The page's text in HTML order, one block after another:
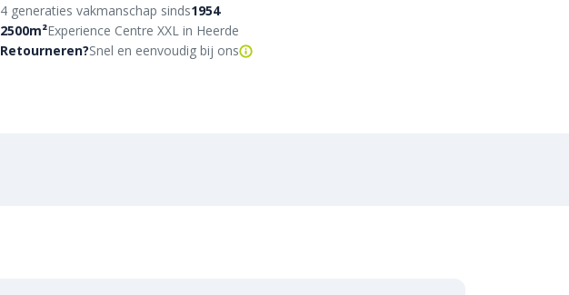
4 generaties vakmanschap sinds1954
2500m²Experience Centre XXL in Heerde
Retourneren?Snel en eenvoudig bij ons